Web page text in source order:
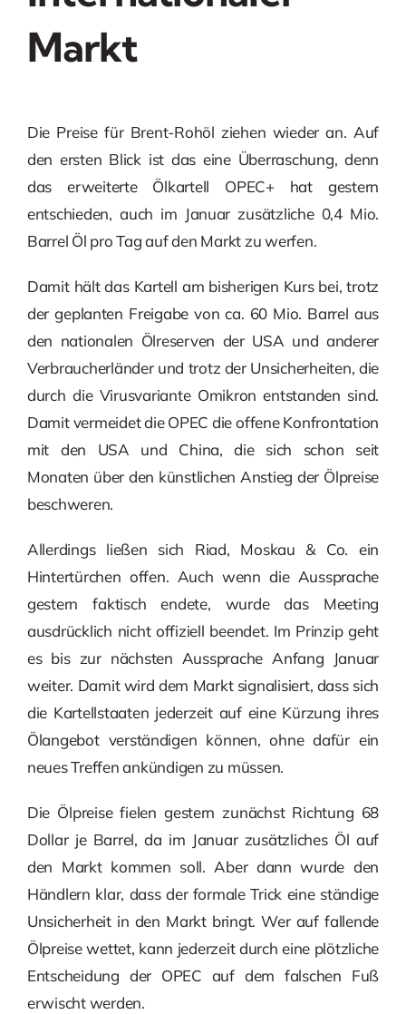
Markt
Die Preise für Brent-Rohöl ziehen wieder an. Auf
den ersten Blick ist das eine Überraschung, denn
das erweiterte Ölkartell OPEC+ hat gestern
entschieden, auch im Januar zusätzliche 0,4 Mio.
Barrel Öl pro Tag auf den Markt zu werfen.
Damit hält das Kartell am bisherigen Kurs bei, trotz
der geplanten Freigabe von ca. 60 Mio. Barrel aus
den nationalen Ölreserven der USA und anderer
Verbraucherländer und trotz der Unsicherheiten, die
durch die Virusvariante Omikron entstanden sind.
Damit vermeidet die OPEC die offene Konfrontation
mit den USA und China, die sich schon seit
Monaten über den künstlichen Anstieg der Ölpreise
beschweren.
Allerdings ließen sich Riad, Moskau & Co. ein
Hintertürchen offen. Auch wenn die Aussprache
gestern faktisch endete, wurde das Meeting
ausdrücklich nicht offiziell beendet. Im Prinzip geht
es bis zur nächsten Aussprache Anfang Januar
weiter. Damit wird dem Markt signalisiert, dass sich
die Kartellstaaten jederzeit auf eine Kürzung ihres
Ölangebot verständigen können, ohne dafür ein
neues Treffen ankündigen zu müssen.
Die Ölpreise fielen gestern zunächst Richtung 68
Dollar je Barrel, da im Januar zusätzliches Öl auf
den Markt kommen soll. Aber dann wurde den
Händlern klar, dass der formale Trick eine ständige
Unsicherheit in den Markt bringt. Wer auf fallende
Ölpreise wettet, kann jederzeit durch eine plötzliche
Entscheidung der OPEC auf dem falschen Fuß
erwischt werden.